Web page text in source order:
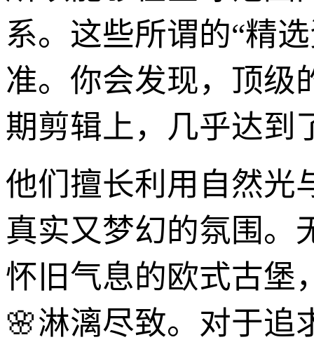
系。这些所谓的“精
准。你会发现，顶级
期剪辑上，几乎达到
他们擅长利用自然光
真实又梦幻的氛围。
怀旧气息的欧式古堡
🌸淋漓尽致。对于追